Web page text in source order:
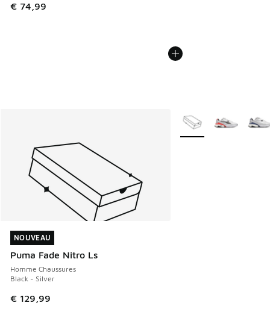
€ 74,99
NOUVEAU
Puma Fade Nitro Ls
Homme Chaussures
Black - Silver
€ 129,99
NOUVEAU
Plus de couleurs